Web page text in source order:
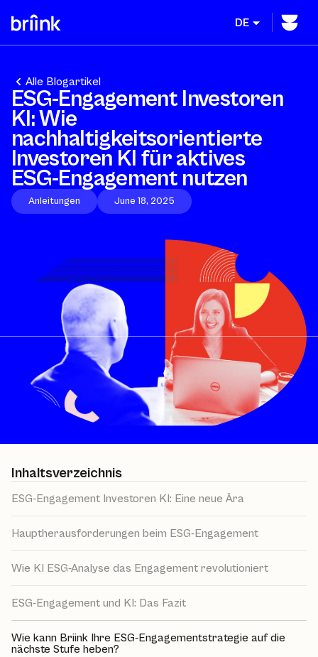
DE
Alle Blogartikel
ESG-Engagement Investoren
KI: Wie
nachhaltigkeitsorientierte
Investoren KI für aktives
ESG-Engagement nutzen
Anleitungen June 18, 2025
Inhaltsverzeichnis
ESG-Engagement Investoren KI: Eine neue Ära
Hauptherausforderungen beim ESG-Engagement
Wie KI ESG-Analyse das Engagement revolutioniert
ESG-Engagement und KI: Das Fazit
Wie kann Briink Ihre ESG-Engagementstrategie auf die
nächste Stufe heben?